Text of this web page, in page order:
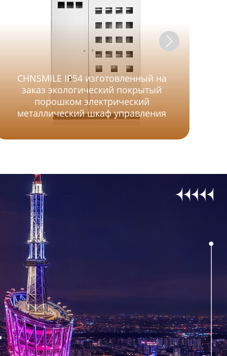
CHNSMILE IP54 изготовленный на
заказ экологический покрытый
порошком электрический
металлический шкаф управления